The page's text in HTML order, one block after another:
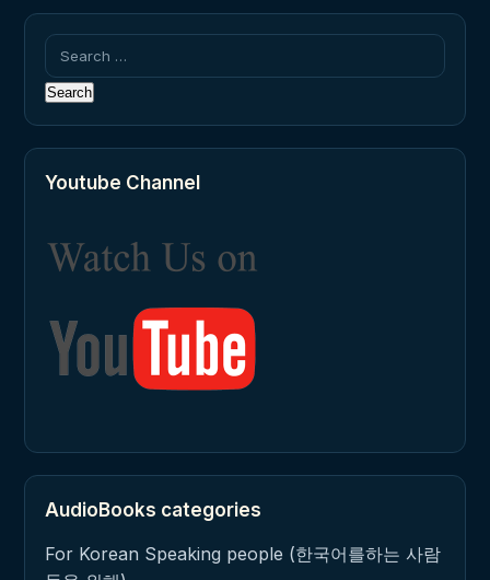
Search
for:
Youtube Channel
AudioBooks categories
For Korean Speaking people (한국어를하는 사람